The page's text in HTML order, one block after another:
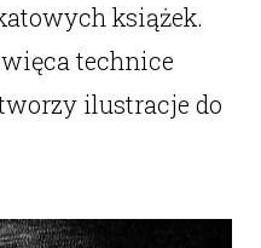
książek.
technice
ilustracje do